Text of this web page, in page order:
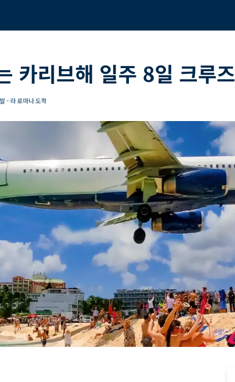
카리브해 일주 8일 크루즈
- 라 로마나 도착